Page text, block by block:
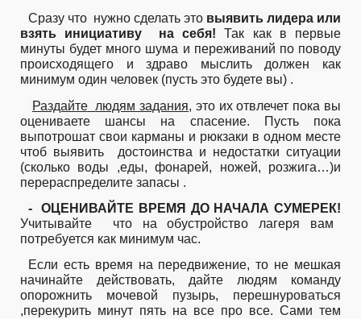
Сразу что нужно сделать это выявить лидера или
взять инициативу
на себя! Так как в первые
минуты будет много шума и переживаний по поводу
происходящего и здраво мыслить должен как
минимум один человек (пусть это будете вы) .
Раздайте
людям задания, это их отвлечет пока вы
оцениваете шансы на спасение. Пусть пока
выпотрошат свои карманы и рюкзаки в одном месте
чтоб выявить
достоинства и недостатки ситуации
(сколько воды ,еды, фонарей, ножей, розжига…)и
перераспределите запасы .
-
ОЦЕНИВАЙТЕ ВРЕМЯ ДО НАЧАЛА СУМЕРЕК!
Учитывайте
что на обустройство лагеря вам
потребуется как минимум час.
Если есть время на передвижение, то не мешкая
начинайте действовать, дайте людям команду
опорожнить мочевой пузырь, перешнуроваться
,перекурить минут пять на все про все. Сами тем